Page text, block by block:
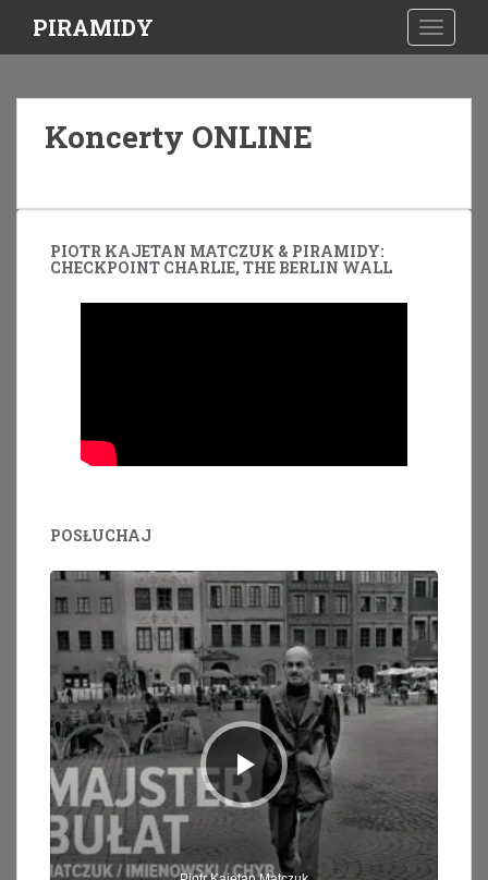
i
PIRAMIDY
Koncerty ONLINE
PIOTR KAJETAN MATCZUK & PIRAMIDY:
CHECKPOINT CHARLIE, THE BERLIN WALL
POSŁUCHAJ
Odtwarzacz
dźwiękowych